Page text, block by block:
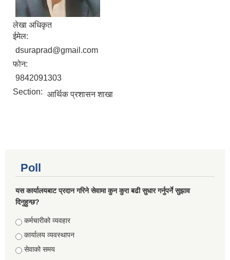
लेखा अधिकृत
ईमेल:
dsuraprad@gmail.com
फोन:
9842091303
Section: आर्थिक प्रशासन शाखा
Poll
यस कार्यालयबाट प्रदान गरिने सेवामा कुन कुरा बढी सुधार गर्नुपर्ने सुझाव
दिनुहुन्छ?
Choices
कर्मचारीको व्यवहार
कार्यालय व्यवस्थापन
सेवाको समय